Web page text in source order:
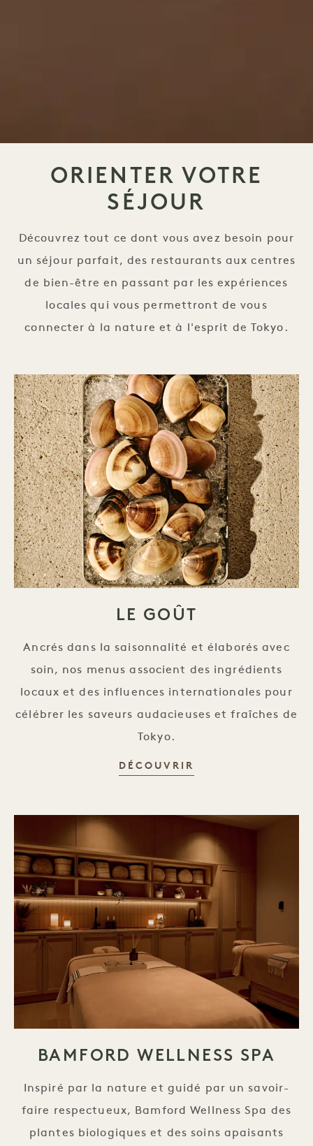
ORIENTER VOTRE
SÉJOUR
Découvrez tout ce dont vous avez besoin pour
un séjour parfait, des restaurants aux centres
de bien-être en passant par les expériences
locales qui vous permettront de vous
connecter à la nature et à l'esprit de Tokyo.
LE GOÛT
Ancrés dans la saisonnalité et élaborés avec
soin, nos menus associent des ingrédients
locaux et des influences internationales pour
célébrer les saveurs audacieuses et fraîches de
Tokyo.
DÉCOUVRIR
BAMFORD WELLNESS SPA
Inspiré par la nature et guidé par un savoir-
faire respectueux, Bamford Wellness Spa des
plantes biologiques et des soins apaisants